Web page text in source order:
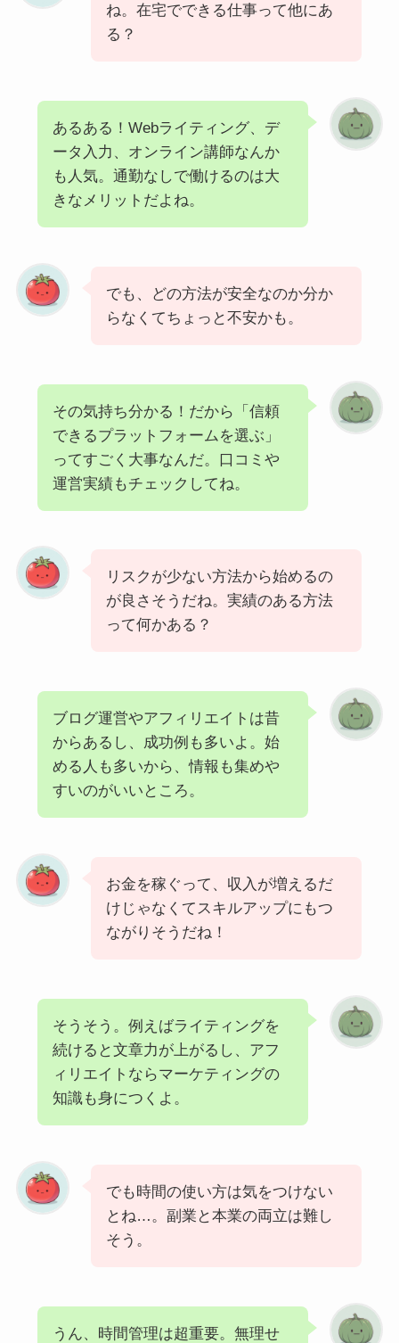
ね。在宅でできる仕事って他にあ
る？
あるある！Webライティング、デ
ータ入力、オンライン講師なんか
も人気。通勤なしで働けるのは大
きなメリットだよね。
でも、どの方法が安全なのか分か
らなくてちょっと不安かも。
その気持ち分かる！だから「信頼
できるプラットフォームを選ぶ」
ってすごく大事なんだ。口コミや
運営実績もチェックしてね。
リスクが少ない方法から始めるの
が良さそうだね。実績のある方法
って何かある？
ブログ運営やアフィリエイトは昔
からあるし、成功例も多いよ。始
める人も多いから、情報も集めや
すいのがいいところ。
お金を稼ぐって、収入が増えるだ
けじゃなくてスキルアップにもつ
ながりそうだね！
そうそう。例えばライティングを
続けると文章力が上がるし、アフ
ィリエイトならマーケティングの
知識も身につくよ。
でも時間の使い方は気をつけない
とね…。副業と本業の両立は難し
そう。
うん、時間管理は超重要。無理せ